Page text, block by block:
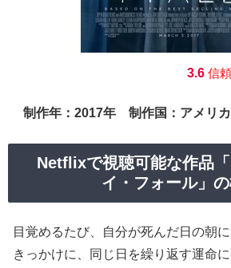
3.6信
制作年：2017年 制作国：アメリ
Netflixで視聴可能な作品
イ・フォール」
目覚めるたび、自分が死んだ日の朝
きっかけに、同じ日を繰り返す運命